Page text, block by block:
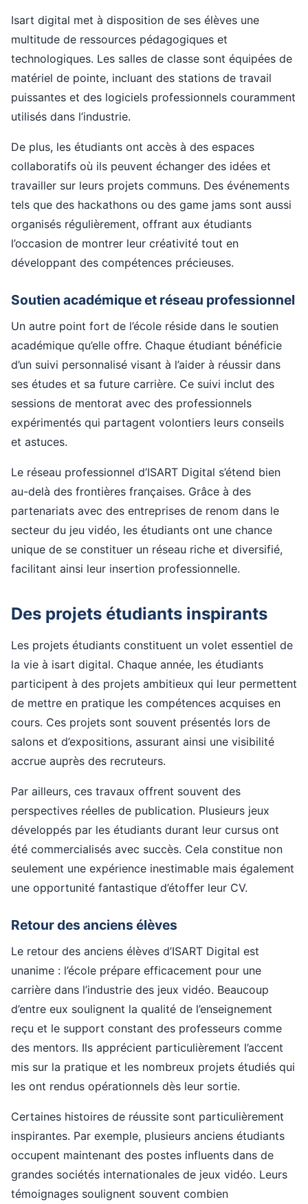
Isart digital met à disposition de ses élèves une
multitude de ressources pédagogiques et
technologiques. Les salles de classe sont équipées de
matériel de pointe, incluant des stations de travail
puissantes et des logiciels professionnels couramment
utilisés dans l’industrie.
De plus, les étudiants ont accès à des espaces
collaboratifs où ils peuvent échanger des idées et
travailler sur leurs projets communs. Des événements
tels que des hackathons ou des game jams sont aussi
organisés régulièrement, offrant aux étudiants
l’occasion de montrer leur créativité tout en
développant des compétences précieuses.
Soutien académique et réseau professionnel
Un autre point fort de l’école réside dans le soutien
académique qu’elle offre. Chaque étudiant bénéficie
d’un suivi personnalisé visant à l’aider à réussir dans
ses études et sa future carrière. Ce suivi inclut des
sessions de mentorat avec des professionnels
expérimentés qui partagent volontiers leurs conseils
et astuces.
Le réseau professionnel d’ISART Digital s’étend bien
au-delà des frontières françaises. Grâce à des
partenariats avec des entreprises de renom dans le
secteur du jeu vidéo, les étudiants ont une chance
unique de se constituer un réseau riche et diversifié,
facilitant ainsi leur insertion professionnelle.
Des projets étudiants inspirants
Les projets étudiants constituent un volet essentiel de
la vie à isart digital. Chaque année, les étudiants
participent à des projets ambitieux qui leur permettent
de mettre en pratique les compétences acquises en
cours. Ces projets sont souvent présentés lors de
salons et d’expositions, assurant ainsi une visibilité
accrue auprès des recruteurs.
Par ailleurs, ces travaux offrent souvent des
perspectives réelles de publication. Plusieurs jeux
développés par les étudiants durant leur cursus ont
été commercialisés avec succès. Cela constitue non
seulement une expérience inestimable mais également
une opportunité fantastique d’étoffer leur CV.
Retour des anciens élèves
Le retour des anciens élèves d’ISART Digital est
unanime : l’école prépare efficacement pour une
carrière dans l’industrie des jeux vidéo. Beaucoup
d’entre eux soulignent la qualité de l’enseignement
reçu et le support constant des professeurs comme
des mentors. Ils apprécient particulièrement l’accent
mis sur la pratique et les nombreux projets étudiés qui
les ont rendus opérationnels dès leur sortie.
Certaines histoires de réussite sont particulièrement
inspirantes. Par exemple, plusieurs anciens étudiants
occupent maintenant des postes influents dans de
grandes sociétés internationales de jeux vidéo. Leurs
témoignages soulignent souvent combien